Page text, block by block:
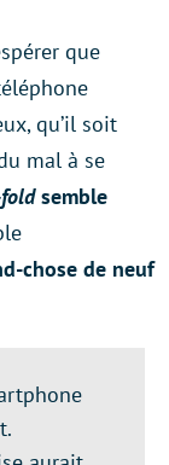
que
qu’il soit
mal à se
semble
chose de neuf